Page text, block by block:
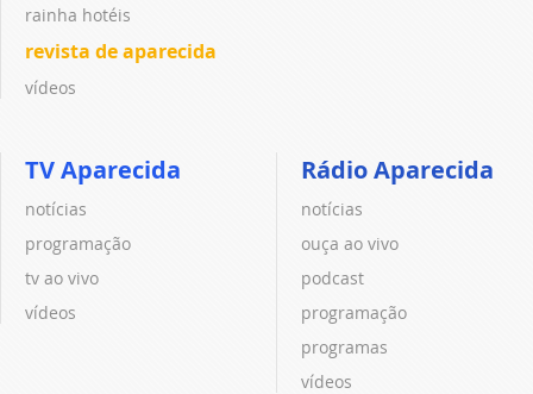
rainha hotéis
revista de aparecida
vídeos
TV Aparecida
notícias
programação
tv ao vivo
vídeos
Rádio Aparecida
notícias
ouça ao vivo
podcast
programação
programas
vídeos